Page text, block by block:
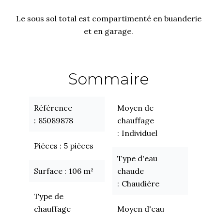
Le sous sol total est compartimenté en buanderie
et en garage.
Sommaire
Référence
85089878
Pièces 5 pièces
Surface 106 m²
Type de
chauffage
Moyen de
chauffage
Individuel
Type d'eau
chaude
Chaudière
Moyen d'eau